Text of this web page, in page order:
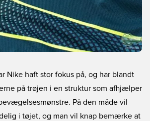
Nike haft stor fokus på, og har blandt
på trøjen i en struktur som afhjælper
På den måde vil
i tøjet, og man vil knap bemærke at